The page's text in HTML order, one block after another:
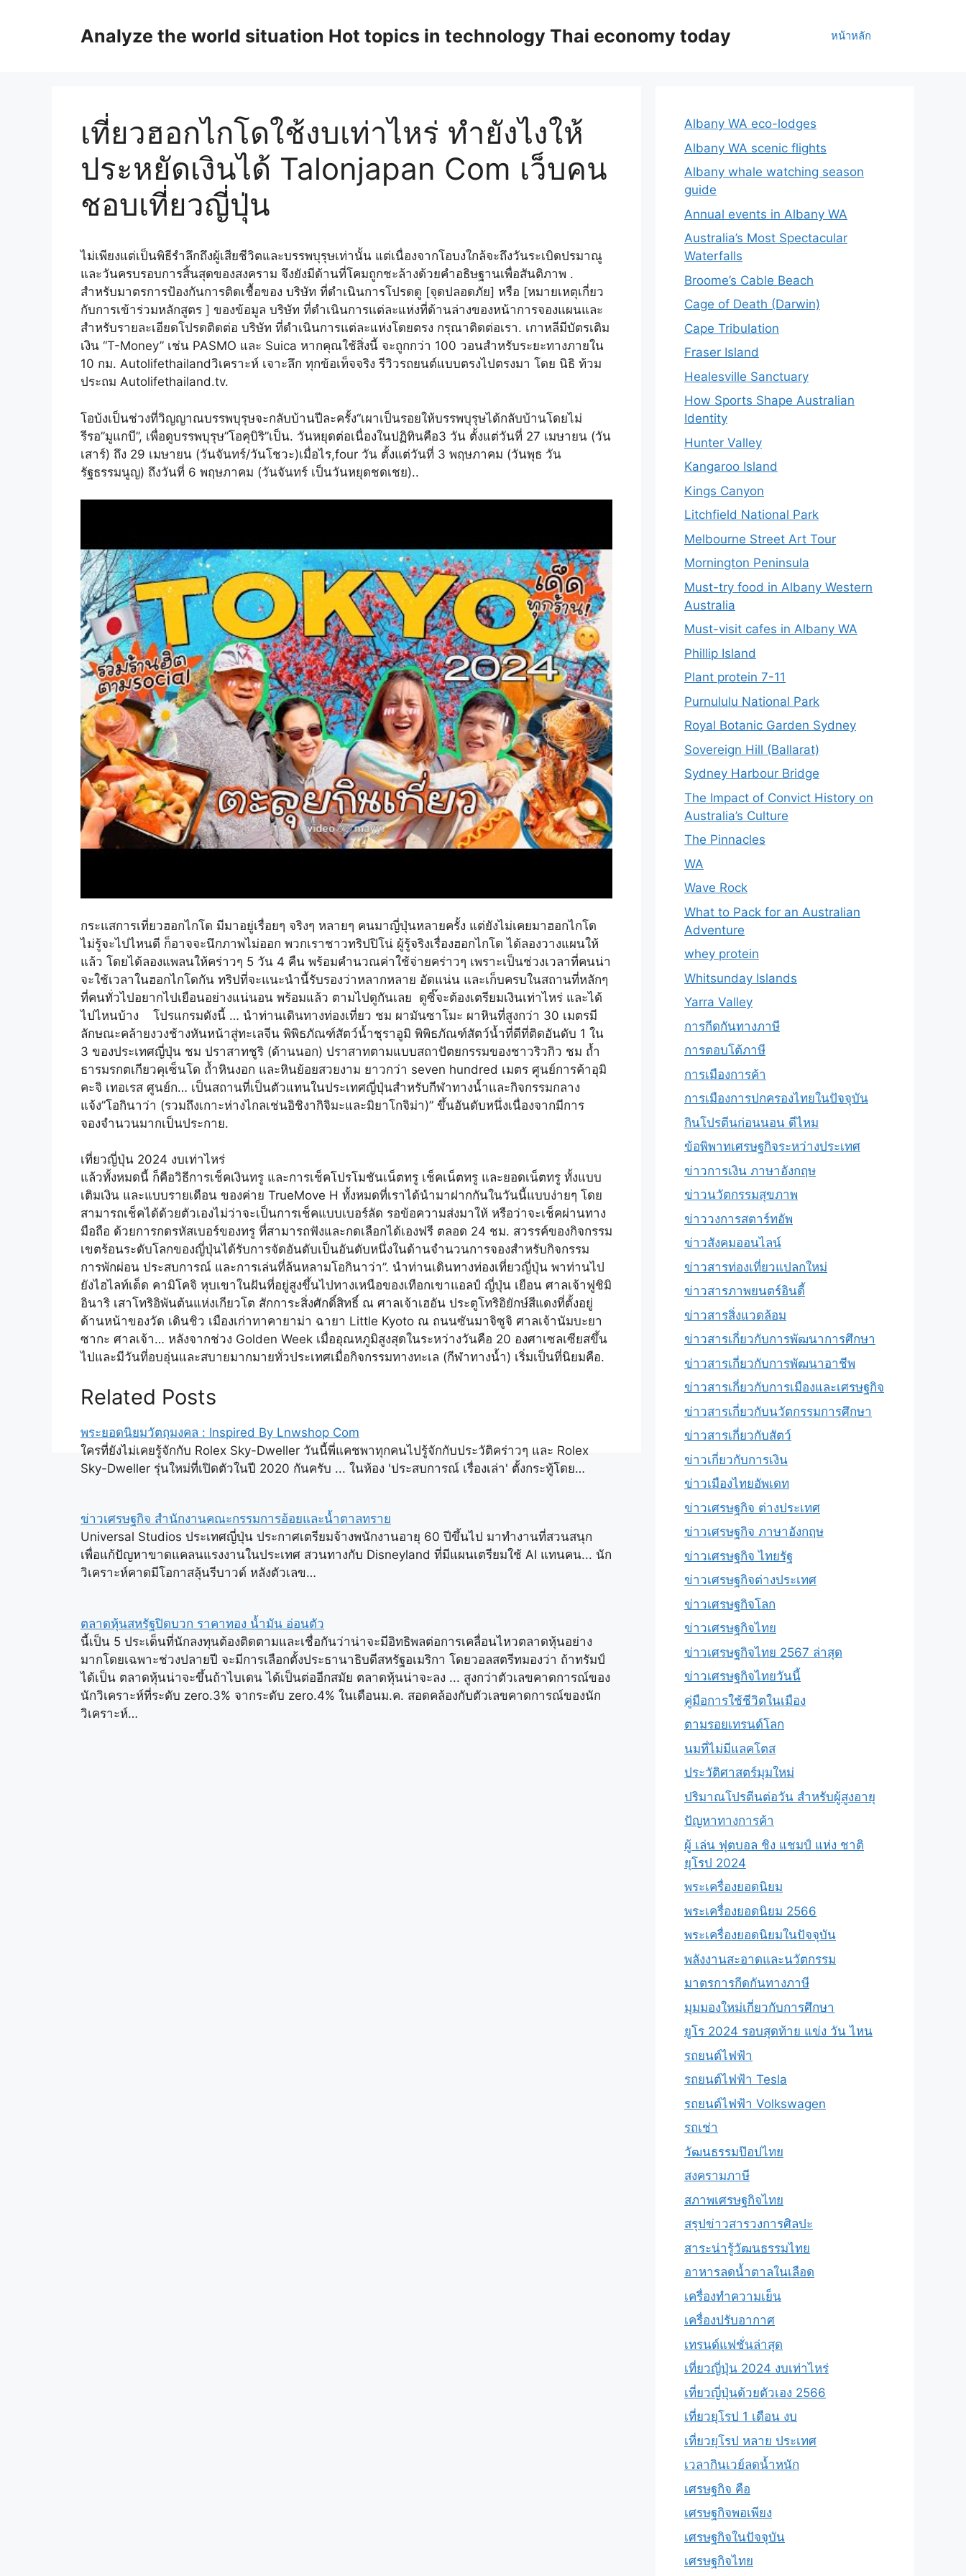
Analyze the world situation Hot topics in technology Thai economy today หน้าหลัก
เที่ยวฮอกไกโดใช้งบเท่าไหร่ ทำยังไงให้
ประหยัดเงินได้ Talonjapan Com เว็บคน
ชอบเที่ยวญี่ปุ่น
ไม่เพียงแต่เป็นพิธีรำลึกถึงผู้เสียชีวิตและบรรพบุรุษเท่านั้น แต่เนื่องจากโอบงใกล้จะถึงวันระเบิดปรมาณู
และวันครบรอบการสิ้นสุดของสงคราม จึงยังมีด้านที่โคมถูกชะล้างด้วยคำอธิษฐานเพื่อสันติภาพ .
สำหรับมาตรการป้องกันการติดเชื้อของ บริษัท ที่ดำเนินการโปรดดู [จุดปลอดภัย] หรือ [หมายเหตุเกี่ยว
กับการเข้าร่วมหลักสูตร ] ของข้อมูล บริษัท ที่ดำเนินการแต่ละแห่งที่ด้านล่างของหน้าการจองแผนและ
สำหรับรายละเอียดโปรดติดต่อ บริษัท ที่ดำเนินการแต่ละแห่งโดยตรง กรุณาติดต่อเรา. เกาหลีมีบัตรเติม
เงิน “T-Money” เช่น PASMO และ Suica หากคุณใช้สิ่งนี้ จะถูกกว่า 100 วอนสำหรับระยะทางภายใน
10 กม. Autolifethailandวิเคราะห์ เจาะลึก ทุกข้อเท็จจริง รีวิวรถยนต์แบบตรงไปตรงมา โดย นิธิ ท้วม
ประถม Autolifethailand.tv.
โอบ้งเป็นช่วงที่วิญญาณบรรพบุรุษจะกลับบ้านปีละครั้ง“เผาเป็นรอยให้บรรพบุรุษได้กลับบ้านโดยไม่
รีรอ”มูแกบี”, เพื่อดูบรรพบุรุษ”โอคุบิริ”เป็น. วันหยุดต่อเนื่องในปฏิทินคือ3 วัน ตั้งแต่วันที่ 27 เมษายน (วัน
เสาร์) ถึง 29 เมษายน (วันจันทร์/วันโชวะ)เมื่อไร,four วัน ตั้งแต่วันที่ 3 พฤษภาคม (วันพุธ วัน
รัฐธรรมนูญ) ถึงวันที่ 6 พฤษภาคม (วันจันทร์ เป็นวันหยุดชดเชย)..
กระแสการเที่ยวฮอกไกโด มีมาอยู่เรื่อยๆ จริงๆ หลายๆ คนมาญี่ปุ่นหลายครั้ง แต่ยังไม่เคยมาฮอกไกโด
ไม่รู้จะไปไหนดี ก็อาจจะนึกภาพไม่ออก พวกเราชาวทริปปิโน่ ผู้รู้จริงเรื่องฮอกไกโด ได้ลองวางแผนให้
แล้ว โดยได้ลองแพลนให้คร่าวๆ 5 วัน 4 คืน พร้อมคำนวณค่าใช้จ่ายคร่าวๆ เพราะเป็นช่วงเวลาที่คนน่า
จะใช้เวลาในฮอกไกโดกัน ทริปที่จะแนะนำนี้รับรองว่าหลากหลาย อัดแน่น และเก็บครบในสถานที่หลักๆ
ที่คนทั่วไปอยากไปเยือนอย่างแน่นอน พร้อมแล้ว ตามไปดูกันเลย ดูซิ๊จะต้องเตรียมเงินเท่าไหร่ และได้
ไปไหนบ้าง โปรแกรมดังนี้ … นำท่านเดินทางท่องเที่ยว ชม ผามันซาโมะ ผาหินที่สูงกว่า 30 เมตรมี
ลักษณะคล้ายงวงช้างหันหน้าสู่ทะเลจีน พิพิธภัณฑ์สัตว์น้ำชุราอูมิ พิพิธภัณฑ์สัตว์น้ำที่ดีที่ติดอันดับ 1 ใน
3 ของประเทศญี่ปุ่น ชม ปราสาทชูริ (ด้านนอก) ปราสาทตามแบบสถาปัตยกรรมของชาวริวกิว ชม ถ้ำ
ธารมรกตเกียวคุเซ็นโด ถ้ำหินงอก และหินย้อยสวยงาม ยาวกว่า seven hundred เมตร ศูนย์การค้าอุมิ
คะจิ เทอเรส ศูนย์ก… เป็นสถานที่เป็นตัวแทนในประเทศญี่ปุ่นสำหรับกีฬาทางน้ำและกิจกรรมกลาง
แจ้ง”โอกินาว่า (รวมถึงเกาะห่างไกลเช่นอิชิงากิจิมะและมิยาโกจิม่า)” ขึ้นอันดับหนึ่งเนื่องจากมีการ
จองจำนวนมากเป็นประกาย.
เที่ยวญี่ปุ่น 2024 งบเท่าไหร่
แล้วทั้งหมดนี้ ก็คือวิธีการเช็คเงินทรู และการเช็คโปรโมชันเน็ตทรู เช็คเน็ตทรู และยอดเน็ตทรู ทั้งแบบ
เติมเงิน และแบบรายเดือน ของค่าย TrueMove H ทั้งหมดที่เราได้นำมาฝากกันในวันนี้แบบง่ายๆ โดย
สามารถเช็คได้ด้วยตัวเองไม่ว่าจะเป็นการเช็คแบบเบอร์ลัด รอข้อความส่งมาให้ หรือว่าจะเช็คผ่านทาง
มือถือ ด้วยการกดรหัสเบอร์ของทรู ที่สามารถฟังและกดเลือกได้เองฟรี ตลอด 24 ชม. สวรรค์ของกิจกรรม
เขตร้อนระดับโลกของญี่ปุ่นได้รับการจัดอันดับเป็นอันดับหนึ่งในด้านจำนวนการจองสำหรับกิจกรรม
การพักผ่อน ประสบการณ์ และการเล่นที่ล้นหลามโอกินาว่า”. นำท่านเดินทางท่องเที่ยวญี่ปุ่น พาท่านไป
ยังไฮไลท์เด็ด คามิโคจิ หุบเขาในฝันที่อยู่สูงขึ้นไปทางเหนือของเทือกเขาแอลป์ ญี่ปุ่น เยือน ศาลเจ้าฟูชิมิ
อินาริ เสาโทริอิพันต้นแห่งเกียวโต สักการะสิ่งศักดิ์สิทธิ์ ณ ศาลเจ้าเฮอัน ประตูโทริอิยักษ์สีแดงที่ตั้งอยู่
ด้านหน้าของวัด เดินชิว เมืองเก่าทาคายาม่า ฉายา Little Kyoto ณ ถนนซันมาจิซูจิ ศาลเจ้านัมบะยา
ซากะ ศาลเจ้า… หลังจากช่วง Golden Week เมื่ออุณหภูมิสูงสุดในระหว่างวันคือ 20 องศาเซลเซียสขึ้น
ไปและมีวันที่อบอุ่นและสบายมากมายทั่วประเทศเมื่อกิจกรรมทางทะเล (กีฬาทางน้ำ) เริ่มเป็นที่นิยมคือ.
Related Posts
พระยอดนิยมวัตถุมงคล : Inspired By Lnwshop Com
ใครที่ยังไม่เคยรู้จักกับ Rolex Sky-Dweller วันนี้พี่แคชพาทุกคนไปรู้จักกับประวัติคร่าวๆ และ Rolex
Sky-Dweller รุ่นใหม่ที่เปิดตัวในปี 2020 กันครับ ... ในห้อง 'ประสบการณ์ เรื่องเล่า' ตั้งกระทู้โดย…
ข่าวเศรษฐกิจ สำนักงานคณะกรรมการอ้อยและน้ำตาลทราย
Universal Studios ประเทศญี่ปุ่น ประกาศเตรียมจ้างพนักงานอายุ 60 ปีขึ้นไป มาทำงานที่สวนสนุก
เพื่อแก้ปัญหาขาดแคลนแรงงานในประเทศ สวนทางกับ Disneyland ที่มีแผนเตรียมใช้ AI แทนคน... นัก
วิเคราะห์คาดมีโอกาสลุ้นรีบาวด์ หลังตัวเลข…
ตลาดหุ้นสหรัฐปิดบวก ราคาทอง น้ำมัน อ่อนตัว
นี้เป็น 5 ประเด็นที่นักลงทุนต้องติดตามและเชื่อกันว่าน่าจะมีอิทธิพลต่อการเคลื่อนไหวตลาดหุ้นอย่าง
มากโดยเฉพาะช่วงปลายปี จะมีการเลือกตั้งประธานาธิบดีสหรัฐอเมริกา โดยวอลสตรีทมองว่า ถ้าทรัมป์
ได้เป็น ตลาดหุ้นน่าจะขึ้นถ้าไบเดน ได้เป็นต่ออีกสมัย ตลาดหุ้นน่าจะลง ... สูงกว่าตัวเลขคาดการณ์ของ
นักวิเคราะห์ที่ระดับ zero.3% จากระดับ zero.4% ในเดือนม.ค. สอดคล้องกับตัวเลขคาดการณ์ของนัก
วิเคราะห์…
Albany WA eco-lodges
Albany WA scenic flights
Albany whale watching season
guide
Annual events in Albany WA
Australia’s Most Spectacular
Waterfalls
Broome’s Cable Beach
Cage of Death (Darwin)
Cape Tribulation
Fraser Island
Healesville Sanctuary
How Sports Shape Australian
Identity
Hunter Valley
Kangaroo Island
Kings Canyon
Litchfield National Park
Melbourne Street Art Tour
Mornington Peninsula
Must-try food in Albany Western
Australia
Must-visit cafes in Albany WA
Phillip Island
Plant protein 7-11
Purnululu National Park
Royal Botanic Garden Sydney
Sovereign Hill (Ballarat)
Sydney Harbour Bridge
The Impact of Convict History on
Australia’s Culture
The Pinnacles
WA
Wave Rock
What to Pack for an Australian
Adventure
whey protein
Whitsunday Islands
Yarra Valley
การกีดกันทางภาษี
การตอบโต้ภาษี
การเมืองการค้า
การเมืองการปกครองไทยในปัจจุบัน
กินโปรตีนก่อนนอน ดีไหม
ข้อพิพาทเศรษฐกิจระหว่างประเทศ
ข่าวการเงิน ภาษาอังกฤษ
ข่าวนวัตกรรมสุขภาพ
ข่าววงการสตาร์ทอัพ
ข่าวสังคมออนไลน์
ข่าวสารท่องเที่ยวแปลกใหม่
ข่าวสารภาพยนตร์อินดี้
ข่าวสารสิ่งแวดล้อม
ข่าวสารเกี่ยวกับการพัฒนาการศึกษา
ข่าวสารเกี่ยวกับการพัฒนาอาชีพ
ข่าวสารเกี่ยวกับการเมืองและเศรษฐกิจ
ข่าวสารเกี่ยวกับนวัตกรรมการศึกษา
ข่าวสารเกี่ยวกับสัตว์
ข่าวเกี่ยวกับการเงิน
ข่าวเมืองไทยอัพเดท
ข่าวเศรษฐกิจ ต่างประเทศ
ข่าวเศรษฐกิจ ภาษาอังกฤษ
ข่าวเศรษฐกิจ ไทยรัฐ
ข่าวเศรษฐกิจต่างประเทศ
ข่าวเศรษฐกิจโลก
ข่าวเศรษฐกิจไทย
ข่าวเศรษฐกิจไทย 2567 ล่าสุด
ข่าวเศรษฐกิจไทยวันนี้
คู่มือการใช้ชีวิตในเมือง
ตามรอยเทรนด์โลก
นมที่ไม่มีแลคโตส
ประวัติศาสตร์มุมใหม่
ปริมาณโปรตีนต่อวัน สำหรับผู้สูงอายุ
ปัญหาทางการค้า
ผู้ เล่น ฟุตบอล ชิง แชมป์ แห่ง ชาติ
ยุโรป 2024
พระเครื่องยอดนิยม
พระเครื่องยอดนิยม 2566
พระเครื่องยอดนิยมในปัจจุบัน
พลังงานสะอาดและนวัตกรรม
มาตรการกีดกันทางภาษี
มุมมองใหม่เกี่ยวกับการศึกษา
ยูโร 2024 รอบสุดท้าย แข่ง วัน ไหน
รถยนต์ไฟฟ้า
รถยนต์ไฟฟ้า Tesla
รถยนต์ไฟฟ้า Volkswagen
รถเช่า
วัฒนธรรมป๊อปไทย
สงครามภาษี
สภาพเศรษฐกิจไทย
สรุปข่าวสารวงการศิลปะ
สาระน่ารู้วัฒนธรรมไทย
อาหารลดน้ำตาลในเลือด
เครื่องทำความเย็น
เครื่องปรับอากาศ
เทรนด์แฟชั่นล่าสุด
เที่ยวญี่ปุ่น 2024 งบเท่าไหร่
เที่ยวญี่ปุ่นด้วยตัวเอง 2566
เที่ยวยุโรป 1 เดือน งบ
เที่ยวยุโรป หลาย ประเทศ
เวลากินเวย์ลดน้ำหนัก
เศรษฐกิจ คือ
เศรษฐกิจพอเพียง
เศรษฐกิจในปัจจุบัน
เศรษฐกิจไทย